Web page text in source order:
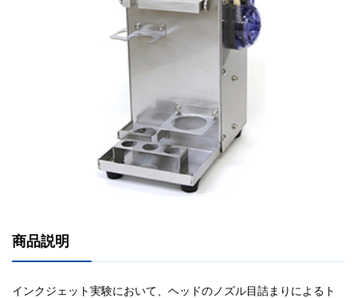
商品説明
インクジェット実験において、ヘッドのノズル目詰まりによるト